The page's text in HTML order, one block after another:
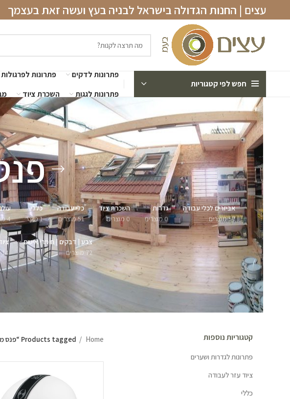
עצים | החנות הגדולה בישראל לבניה בעץ ועשה זאת בעצמך
חפש לפי קטגוריות
פתרונות לדקים פתרונות לפרגולות
פתרונות לגגות
השכרת ציוד
אביזרים לכלי עבודה
57 מוצרים
גדרות
0 מוצרים
השכרת ציוד
0 מוצרים
כלי עבודה
51 מוצרים
כללי
1 מוצר
4 מוצרים
צבע | דבקים | חומרי איטום
72 מוצרים
14 מוצרים
קטגוריות נוספות
פתרונות לגדרות ושערים
ציוד עזר לעבודה
כללי
Home Products tagged “פנס מקצועי”